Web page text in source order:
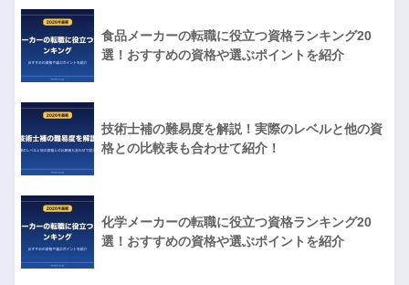
食品メーカーの転職に役立つ資格ランキング20
選！おすすめの資格や選ぶポイントを紹介
技術士補の難易度を解説！実際のレベルと他の資
格との比較表も合わせて紹介！
化学メーカーの転職に役立つ資格ランキング20
選！おすすめの資格や選ぶポイントを紹介